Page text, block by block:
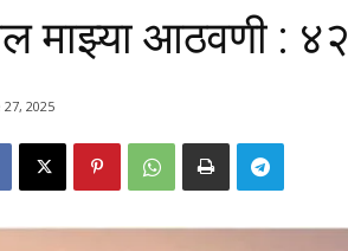
माझ्या आठवणी : ४२
27, 2025